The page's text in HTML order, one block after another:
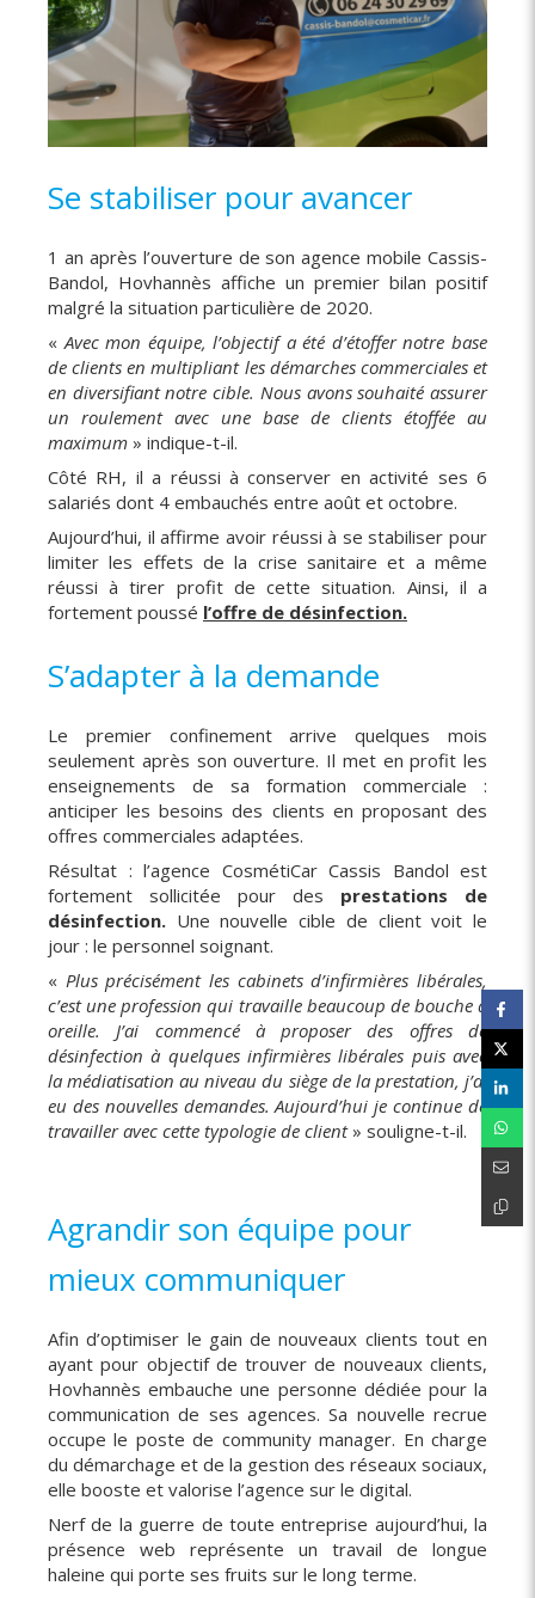
Se stabiliser pour avancer
1 an après l’ouverture de son agence mobile Cassis-
Bandol, Hovhannès affiche un premier bilan positif
malgré la situation particulière de 2020.
«Avec mon équipe, l’objectif a été d’étoffer notre base
de clients en multipliant les démarches commerciales et
en diversifiant notre cible. Nous avons souhaité assurer
un roulement avec une base de clients étoffée au
maximum » indique-t-il.
Côté RH, il a réussi à conserver en activité ses 6
salariés dont 4 embauchés entre août et octobre.
Aujourd’hui, il affirme avoir réussi à se stabiliser pour
limiter les effets de la crise sanitaire et a même
réussi à tirer profit de cette situation. Ainsi, il a
fortement poussé l’offre de désinfection.
S’adapter à la demande
Le premier confinement arrive quelques mois
seulement après son ouverture. Il met en profit les
enseignements de sa formation commerciale :
anticiper les besoins des clients en proposant des
offres commerciales adaptées.
Résultat : l’agence CosmétiCar Cassis Bandol est
fortement sollicitée pour des prestations de
désinfection. Une nouvelle cible de client voit le
jour : le personnel soignant.
« Plus précisément les cabinets d’infirmières libérales,
c’est une profession qui travaille beaucoup de bouche à
oreille. J’ai commencé à proposer des offres de
désinfection à quelques infirmières libérales puis avec
la médiatisation au niveau du siège de la prestation, j’ai
eu des nouvelles demandes. Aujourd’hui je continue de
travailler avec cette typologie de client» souligne-t-il.
Agrandir son équipe pour
mieux communiquer
Afin d’optimiser le gain de nouveaux clients tout en
ayant pour objectif de trouver de nouveaux clients,
Hovhannès embauche une personne dédiée pour la
communication de ses agences. Sa nouvelle recrue
occupe le poste de community manager. En charge
du démarchage et de la gestion des réseaux sociaux,
elle booste et valorise l’agence sur le digital.
Nerf de la guerre de toute entreprise aujourd’hui, la
présence web représente un travail de longue
haleine qui porte ses fruits sur le long terme.